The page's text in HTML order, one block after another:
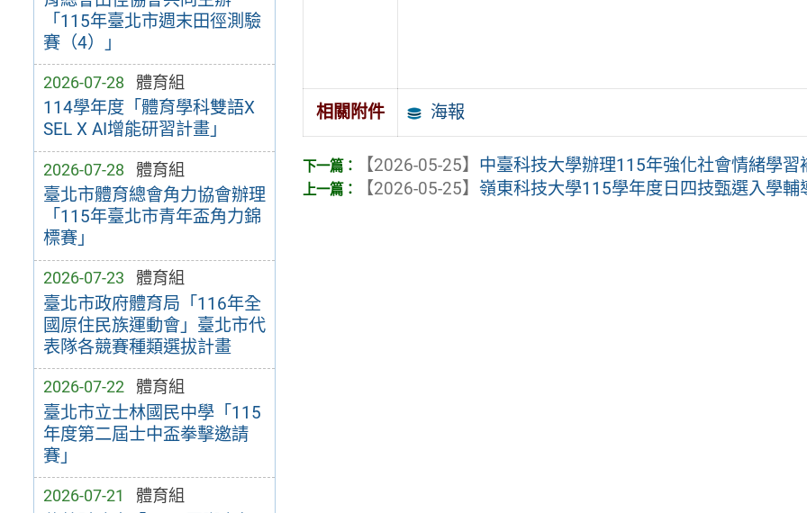
「115年臺北市週末田徑測驗
賽（4）」
2026-07-28 體育組
114學年度「體育學科雙語X
SEL X AI增能研習計畫」
2026-07-28 體育組
臺北市體育總會角力協會辦理
「115年臺北市青年盃角力錦
標賽」
2026-07-23 體育組
臺北市政府體育局「116年全
國原住民族運動會」臺北市代
表隊各競賽種類選拔計畫
2026-07-22 體育組
臺北市立士林國民中學「115
年度第二屆士中盃拳擊邀請
賽」
2026-07-21 體育組
相關附件 海報
【2026-05-25】 中臺科技大學辦理115年強化社會情緒學習
【2026-05-25】嶺東科技大學115學年度日四技甄選入學輔